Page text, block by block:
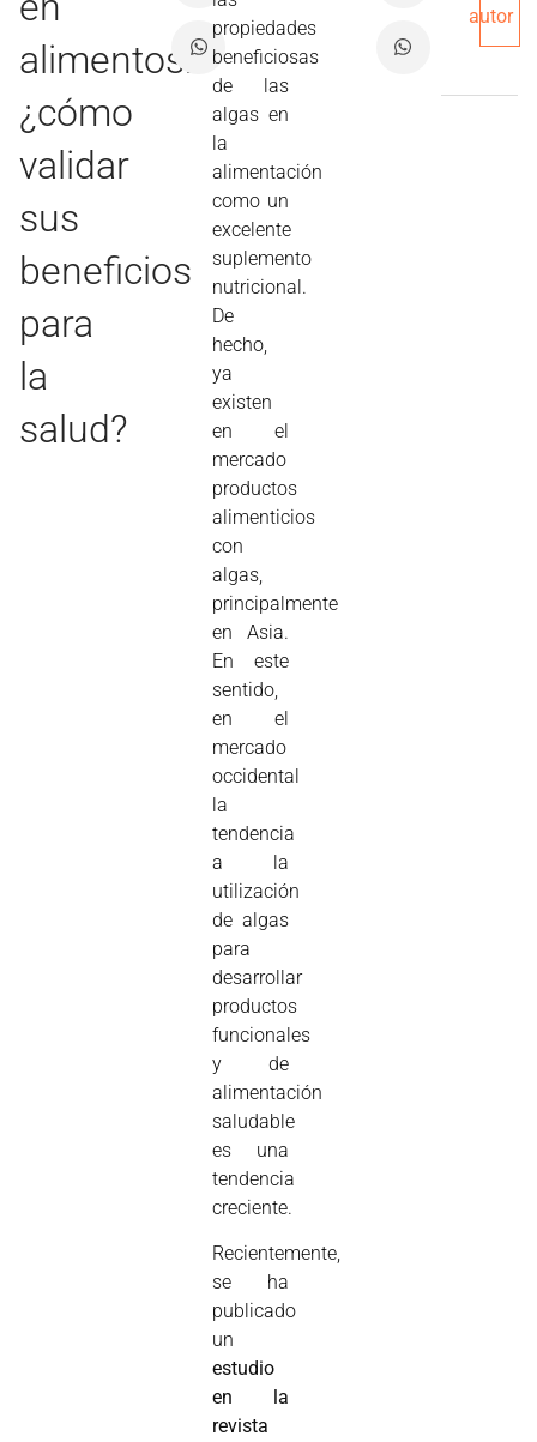
alimentos:
¿cómo
validar
sus
beneficios
para
la
salud?
propiedades
beneficiosas
de las
algas en
la
alimentación
como un
excelente
suplemento
nutricional.
De
hecho,
ya
existen
en el
mercado
productos
alimenticios
con
algas,
principalmente
en Asia.
En este
sentido,
en el
mercado
occidental
la
tendencia
a la
utilización
de algas
para
desarrollar
productos
funcionales
y de
alimentación
saludable
es una
tendencia
creciente.
Recientemente,
se ha
publicado
un
estudio
en la
revista
autor